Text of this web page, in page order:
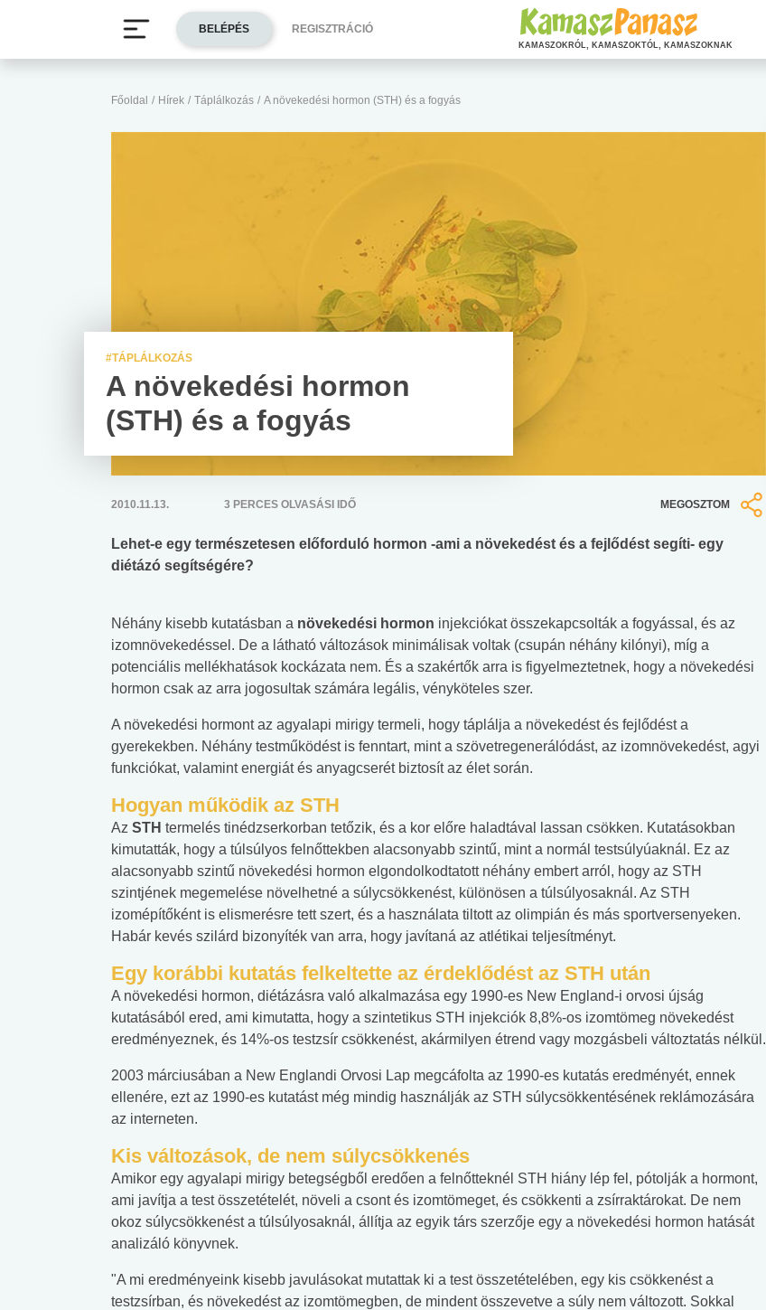
Főoldal / Hírek / Táplálkozás / A növekedési hormon (STH) és a fogyás
#TÁPLÁLKOZÁS
A növekedési hormon
(STH) és a fogyás
2010.11.13. 3 PERCES OLVASÁSI IDŐ MEGOSZTOM
Lehet-e egy természetesen előforduló hormon -ami a növekedést és a fejlődést segíti- egy
diétázó segítségére?
Néhány kisebb kutatásban a növekedési hormon injekciókat összekapcsolták a fogyással, és az
izomnövekedéssel. De a látható változások minimálisak voltak (csupán néhány kilónyi), míg a
potenciális mellékhatások kockázata nem. És a szakértők arra is figyelmeztetnek, hogy a növekedési
hormon csak az arra jogosultak számára legális, vényköteles szer.
A növekedési hormont az agyalapi mirigy termeli, hogy táplálja a növekedést és fejlődést a
gyerekekben. Néhány testműködést is fenntart, mint a szövetregenerálódást, az izomnövekedést, agyi
funkciókat, valamint energiát és anyagcserét biztosít az élet során.
Hogyan működik az STH
Az STH termelés tinédzserkorban tetőzik, és a kor előre haladtával lassan csökken. Kutatásokban
kimutatták, hogy a túlsúlyos felnőttekben alacsonyabb szintű, mint a normál testsúlyúaknál. Ez az
alacsonyabb szintű növekedési hormon elgondolkodtatott néhány embert arról, hogy az STH
szintjének megemelése növelhetné a súlycsökkenést, különösen a túlsúlyosaknál. Az STH
izomépítőként is elismerésre tett szert, és a használata tiltott az olimpián és más sportversenyeken.
Habár kevés szilárd bizonyíték van arra, hogy javítaná az atlétikai teljesítményt.
Egy korábbi kutatás felkeltette az érdeklődést az STH után
A növekedési hormon, diétázásra való alkalmazása egy 1990-es New England-i orvosi újság
kutatásából ered, ami kimutatta, hogy a szintetikus STH injekciók 8,8%-os izomtömeg növekedést
eredményeznek, és 14%-os testzsír csökkenést, akármilyen étrend vagy mozgásbeli változtatás nélkül.
2003 márciusában a New Englandi Orvosi Lap megcáfolta az 1990-es kutatás eredményét, ennek
ellenére, ezt az 1990-es kutatást még mindig használják az STH súlycsökkentésének reklámozására
az interneten.
Kis változások, de nem súlycsökkenés
Amikor egy agyalapi mirigy betegségből eredően a felnőtteknél STH hiány lép fel, pótolják a hormont,
ami javítja a test összetételét, növeli a csont és izomtömeget, és csökkenti a zsírraktárokat. De nem
okoz súlycsökkenést a túlsúlyosaknál, állítja az egyik társ szerzője egy a növekedési hormon hatását
analizáló könyvnek.
"A mi eredményeink kisebb javulásokat mutattak ki a test összetételében, egy kis csökkenést a
testzsírban, és növekedést az izomtömegben, de mindent összevetve a súly nem változott. Sokkal
BELÉPÉS REGISZTRÁCIÓ
KAMASZOKRÓL, KAMASZOKTÓL, KAMASZOKNAK